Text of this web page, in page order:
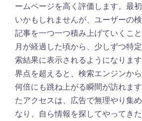
ームページを高く評価します。最
いかもしれませんが、ユーザーの
記事を一つ一つ積み上げていくこ
月が経過した頃から、少しずつ特
索結果に表示されるようになりま
界点を超えると、検索エンジンか
何倍にも跳ね上がる瞬間が訪れま
たアクセスは、広告で無理やり集
なり、自ら情報を探してやってき